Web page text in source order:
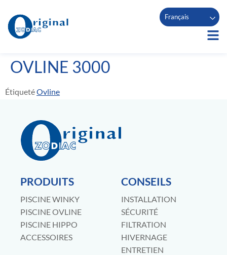
Français
OVLINE 3000
ÉtiquetéOvline
PRODUITS
PISCINE WINKY
PISCINE OVLINE
PISCINE HIPPO
ACCESSOIRES
CONSEILS
INSTALLATION
SÉCURITÉ
FILTRATION
HIVERNAGE
ENTRETIEN